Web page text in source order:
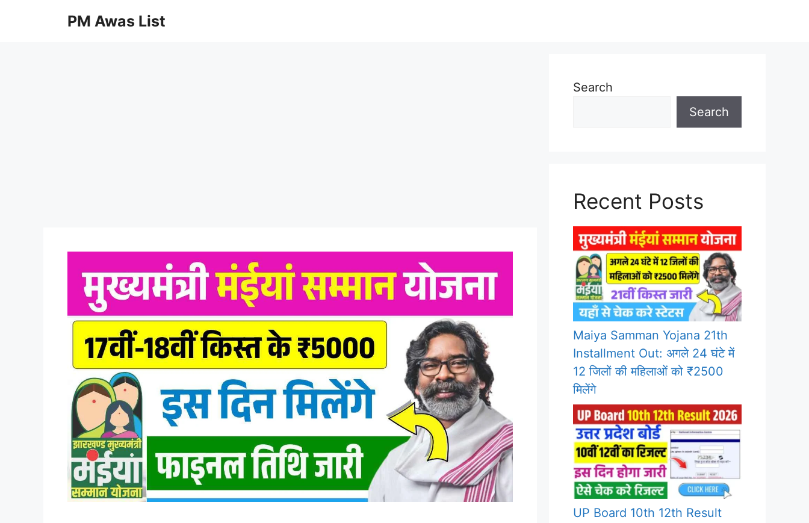
PM Awas List
Search
Search
Recent Posts
Maiya Samman Yojana 21th
Installment Out: अगले 24 घंटे में
12 जिलों की महिलाओं को ₹2500
मिलेंगे
UP Board 10th 12th Result